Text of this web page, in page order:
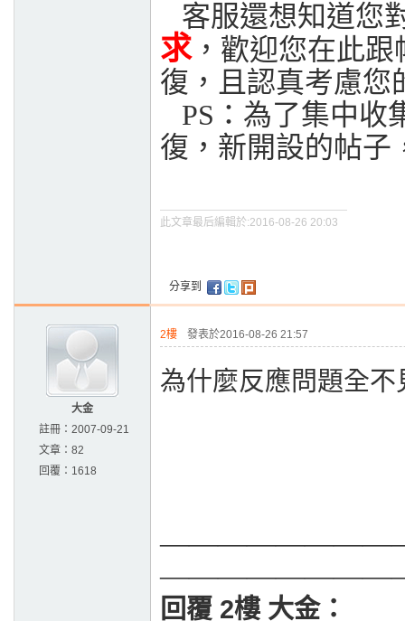
客服還想知道您
求，歡迎您在此跟
復，且認真考慮您
PS：為了集中收
復，新開設的帖子
此文章最后編輯於:2016-08-26 20:03
分享到
大金
註冊： 2007-09-21
文章： 82
回覆： 1618
2樓 發表於2016-08-26 21:57
為什麼反應問題全不
回覆 2樓 大金：